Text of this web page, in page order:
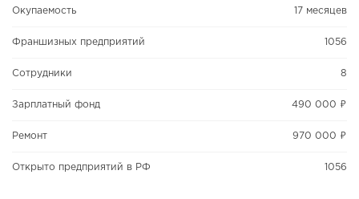
Окупаемость 17 месяцев
Франшизных предприятий 1056
Сотрудники 8
Зарплатный фонд 490 000 ₽
Ремонт 970 000 ₽
Открыто предприятий в РФ 1056